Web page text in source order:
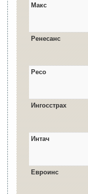
Макс
Ренесанс
Ресо
Ингосстрах
Интач
Евроинс